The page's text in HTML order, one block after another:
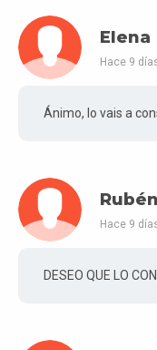
Elena
Hace 9
Ánimo, lo vais a
Rubén
Hace 9
DESEO QUE LO